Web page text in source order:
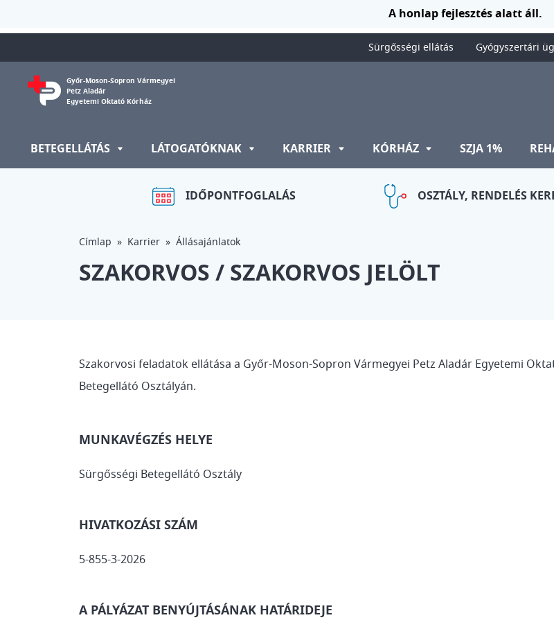
A honlap fejlesztés alatt áll.
Sürgősségi ellátás Gyógyszertári
Győr-Moson-Sopron Vármegyei
Petz Aladár
Egyetemi Oktató Kórház
BETEGELLÁTÁS LÁTOGATÓKNAK KARRIER KÓRHÁZ SZJA 1%
IDŐPONTFOGLALÁS OSZTÁLY, RENDELÉS
Címlap Karrier Állásajánlatok
SZAKORVOS / SZAKORVOS JELÖLT
Szakorvosi feladatok ellátása a Győr-Moson-Sopron Vármegyei Petz Aladár Egyetemi
Betegellátó Osztályán.
MUNKAVÉGZÉS HELYE
Sürgősségi Betegellátó Osztály
HIVATKOZÁSI SZÁM
5-855-3-2026
A PÁLYÁZAT BENYÚJTÁSÁNAK HATÁRIDEJE